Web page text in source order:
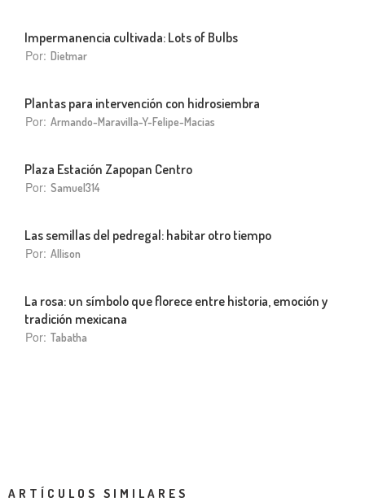
Impermanencia cultivada: Lots of Bulbs
Por: Dietmar
Plantas para intervención con hidrosiembra
Por: Armando-Maravilla-Y-Felipe-Macias
Plaza Estación Zapopan Centro
Por: Samuel314
Las semillas del pedregal: habitar otro tiempo
Por: Allison
La rosa: un símbolo que florece entre historia, emoción y
tradición mexicana
Por: Tabatha
ARTÍCULOS SIMILARES